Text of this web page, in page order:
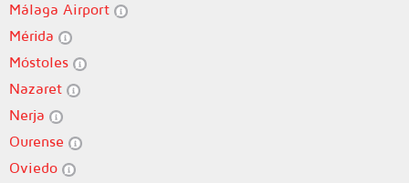
Málaga Airport
Mérida
Móstoles
Nazaret
Nerja
Ourense
Oviedo